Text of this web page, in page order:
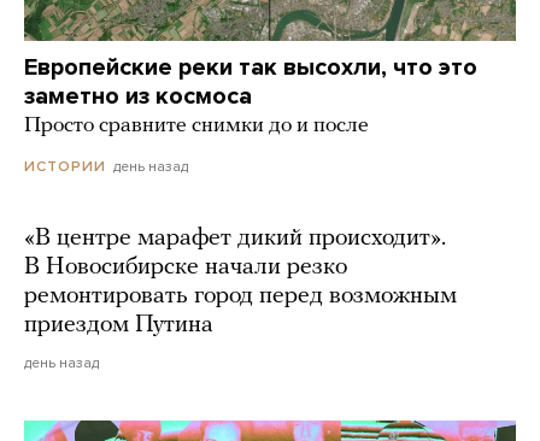
Европейские реки так высохли, что это
заметно из космоса
Просто сравните снимки до и после
ИСТОРИИ день назад
«В центре марафет дикий происходит».
В Новосибирске начали резко
ремонтировать город перед возможным
приездом Путина
день назад